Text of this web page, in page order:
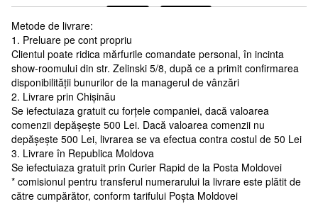
Metode de livrare:
1. Preluare pe cont propriu
Clientul poate ridica mărfurile comandate personal, în incinta
show-roomului din str. Zelinski 5/8, după ce a primit confirmarea
disponibilității bunurilor de la managerul de vânzări
2. Livrare prin Chișinău
Se iefectuiaza gratuit cu forțele companiei, dacă valoarea
comenzii depășește 500 Lei. Dacă valoarea comenzii nu
depășește 500 Lei, livrarea se va efectua contra costul de 50 Lei
3. Livrare în Republica Moldova
Se iefectuiaza gratuit prin Curier Rapid de la Posta Moldovei
* comisionul pentru transferul numerarului la livrare este plătit de
către cumpărător, conform tarifului Poșta Moldovei